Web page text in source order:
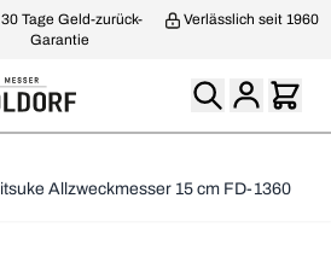
30 Tage Geld-zurück-
Garantie
Verlässlich seit 1960
Allzweckmesser 15 cm FD-1360